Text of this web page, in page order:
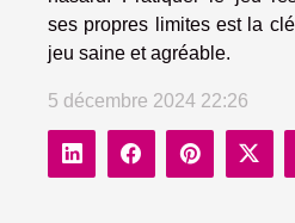
ses propres limites est la
jeu saine et agréable.
5 décembre 2024 22:26